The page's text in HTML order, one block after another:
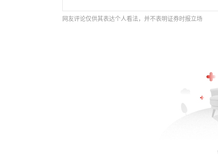
网友评论仅供其表达个人看法，并不表明证券时报立场